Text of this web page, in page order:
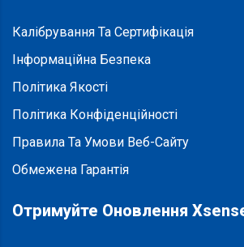
Калібрування Та Сертифікація
Інформаційна Безпека
Політика Якості
Політика Конфіденційності
Правила Та Умови Веб-Сайту
Обмежена Гарантія
Отримуйте Оновлення